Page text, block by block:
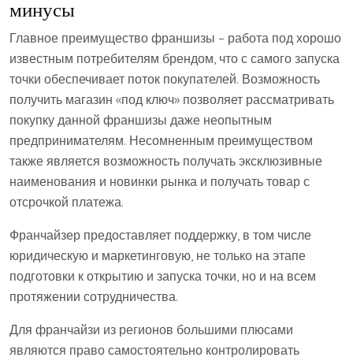
минусы
Главное преимущество франшизы – работа под хорошо
известным потребителям брендом, что с самого запуска
точки обеспечивает поток покупателей. Возможность
получить магазин «под ключ» позволяет рассматривать
покупку данной франшизы даже неопытным
предпринимателям. Несомненным преимуществом
также является возможность получать эксклюзивные
наименования и новинки рынка и получать товар с
отсрочкой платежа.
Франчайзер предоставляет поддержку, в том числе
юридическую и маркетинговую, не только на этапе
подготовки к открытию и запуска точки, но и на всем
протяжении сотрудничества.
Для франчайзи из регионов большими плюсами
являются право самостоятельно контролировать